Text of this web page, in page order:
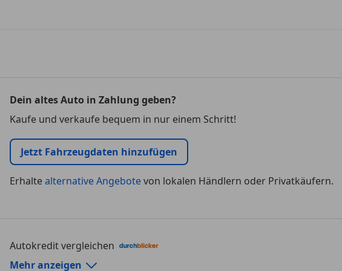
Dein altes Auto in Zahlung geben?
Kaufe und verkaufe bequem in nur einem Schritt!
Jetzt Fahrzeugdaten hinzufügen
Erhaltealternative Angebotevon lokalen Händlern oder Privatkäufern.
Autokredit vergleichen
Autokredit-Rechner von durchblicker.at
Mehr anzeigen